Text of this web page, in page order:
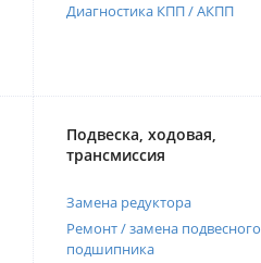
Диагностика КПП / АКПП
Подвеска, ходовая,
трансмиссия
Замена редуктора
Ремонт / замена подвесного
подшипника